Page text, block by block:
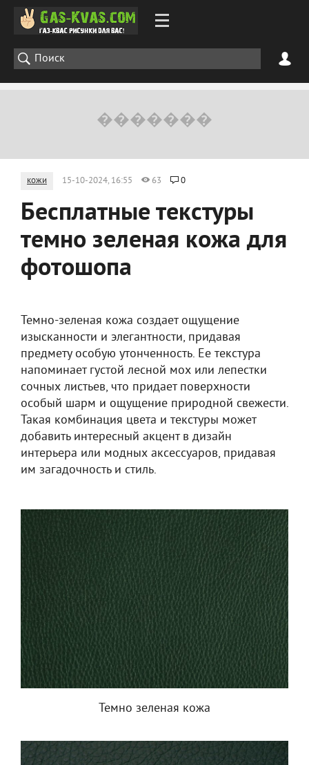
кожи 15-10-2024, 16:55 63 0
Бесплатные текстуры
темно зеленая кожа для
фотошопа
Темно-зеленая кожа создает ощущение
изысканности и элегантности, придавая
предмету особую утонченность. Ее текстура
напоминает густой лесной мох или лепестки
сочных листьев, что придает поверхности
особый шарм и ощущение природной свежести.
Такая комбинация цвета и текстуры может
добавить интересный акцент в дизайн
интерьера или модных аксессуаров, придавая
им загадочность и стиль.
Темно зеленая кожа